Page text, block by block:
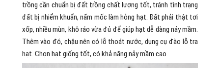
trồng cần chuẩn bị đất trồng chất lượng tốt, tránh tình trạng
đất bị nhiểm khuẩn, nấm mốc làm hỏng hạt. Đất phải thật tơi
xốp, nhiều mùn, khô ráo vừa đủ để giúp hạt dễ dàng nảy mầm.
Thêm vào đó, chậu nên có lỗ thoát nước, dụng cụ đào lỗ tra
hạt. Chọn hạt giống tốt, có khả năng nảy mầm cao.